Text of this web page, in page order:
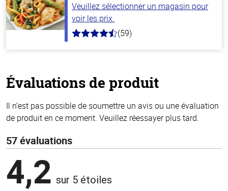
Veuillez sélectionner un magasin pour
voir les prix.
4.3
(59)
Évaluations de produit
Il n’est pas possible de soumettre un avis ou une évaluation
de produit en ce moment. Veuillez réessayer plus tard.
57 évaluations
4,2 sur 5 étoiles